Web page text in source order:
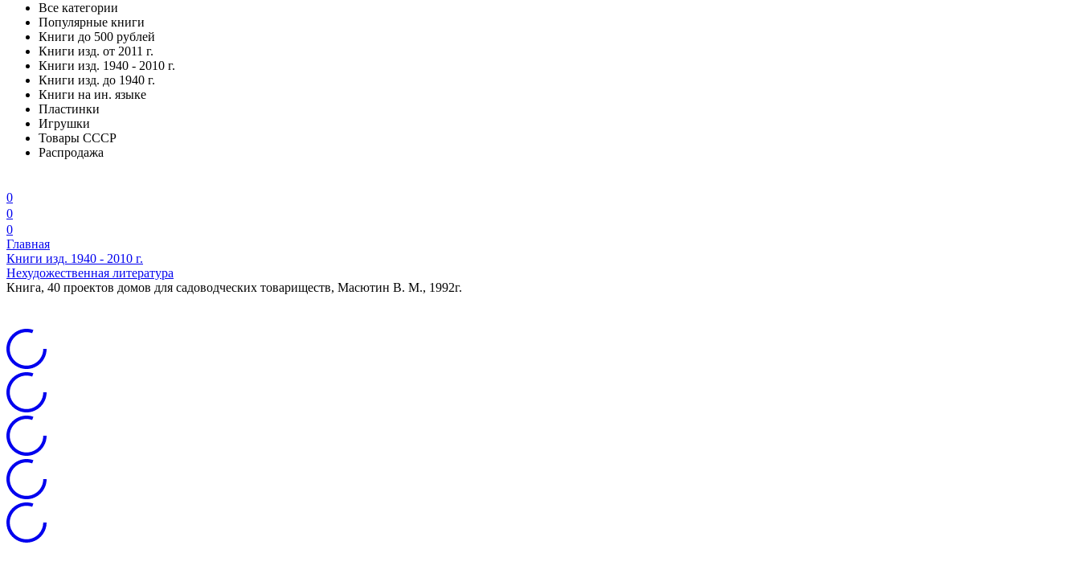
Все категории
Популярные книги
Книги до 500 рублей
Книги изд. от 2011 г.
Книги изд. 1940 - 2010 г.
Книги изд. до 1940 г.
Книги на ин. языке
Пластинки
Игрушки
Товары СССР
Распродажа
0
0
0
Главная
Книги изд. 1940 - 2010 г.
Нехудожественная литература
Книга, 40 проектов домов для садоводческих товариществ, Масютин В. М., 1992г.